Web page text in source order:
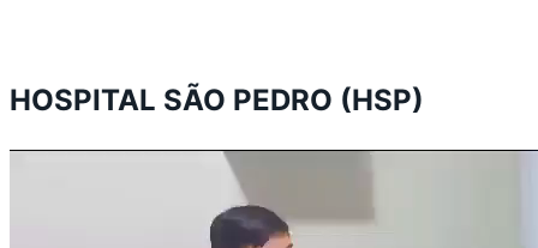
HOSPITAL SÃO PEDRO (HSP)